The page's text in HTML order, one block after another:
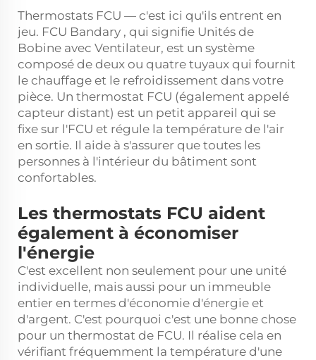
Thermostats FCU — c'est ici qu'ils entrent en
jeu. FCU Bandary , qui signifie Unités de
Bobine avec Ventilateur, est un système
composé de deux ou quatre tuyaux qui fournit
le chauffage et le refroidissement dans votre
pièce. Un thermostat FCU (également appelé
capteur distant) est un petit appareil qui se
fixe sur l'FCU et régule la température de l'air
en sortie. Il aide à s'assurer que toutes les
personnes à l'intérieur du bâtiment sont
confortables.
Les thermostats FCU aident
également à économiser
l'énergie
C'est excellent non seulement pour une unité
individuelle, mais aussi pour un immeuble
entier en termes d'économie d'énergie et
d'argent. C'est pourquoi c'est une bonne chose
pour un thermostat de FCU. Il réalise cela en
vérifiant fréquemment la température d'une